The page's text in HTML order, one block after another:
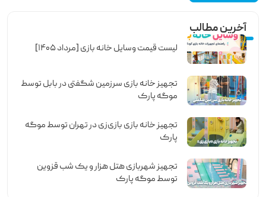
آخرین مطالب
لیست قیمت وسایل خانه بازی [مرداد ۱۴۰۵]
تجهیز خانه بازی سرزمین شگفتی در بابل توسط
موگه پارک
تجهیز خانه بازی بازی‌زی در تهران توسط موگه
پارک
تجهیز شهربازی هتل هزار و یک شب قزوین
توسط موگه پارک